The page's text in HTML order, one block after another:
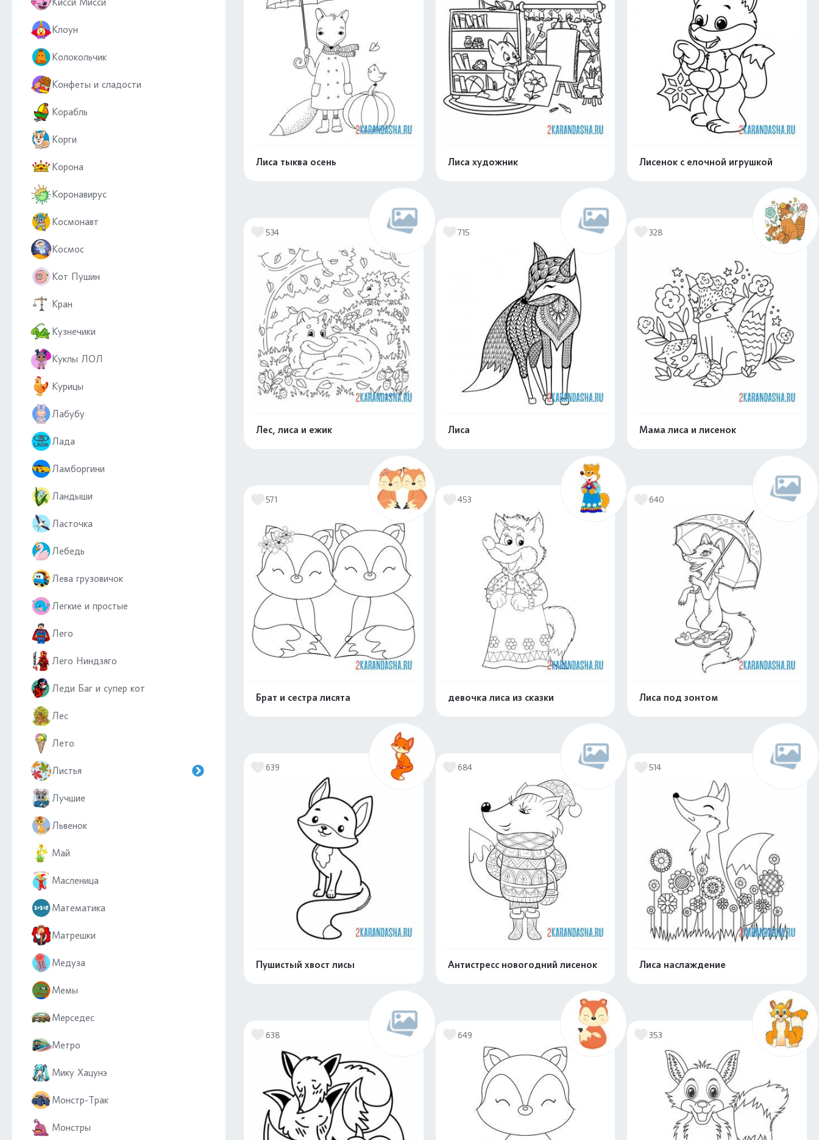
Клоун
Колокольчик
Конфеты и сладости
Корабль
Корги
Корона
Коронавирус
Космонавт
Космос
Кот Пушин
Кран
Кузнечики
Куклы ЛОЛ
Курицы
Лабубу
Лада
Ламборгини
Ландыши
Ласточка
Лебедь
Лева грузовичок
Легкие и простые
Лего
Лего Ниндзяго
Леди Баг и супер кот
Лес
Лето
Листья
Лучшие
Львенок
Май
Масленица
Математика
Матрешки
Медуза
Мемы
Мерседес
Метро
Мику Хацунэ
Монстр-Трак
Монстры
Лиса тыква осень Лиса художник Лисенок с елочной игрушкой
534
Лес, лиса и ежик
Распечатать и скачать
715
Лиса
328
Мама лиса и лисенок
571
Брат и сестра лисята
453
девочка лиса из сказки
640
Лиса под зонтом
639
Пушистый хвост лисы
684
Антистресс новогодний лисенок
514
Лиса наслаждение
638 649 353